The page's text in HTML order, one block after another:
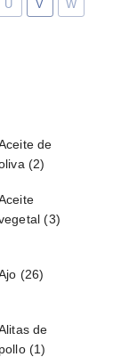
U V W
de
(2)
(3)
(26)
de
pollo(1)